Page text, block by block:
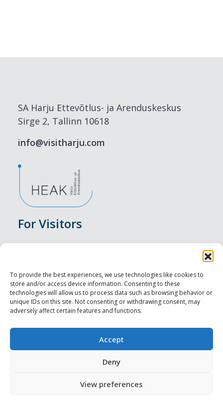
To provide the best experiences, we use technologies like cookies to
store and/or access device information. Consenting to these
technologies will allow us to process data such as browsing behavior or
unique IDs on this site. Not consenting or withdrawing consent, may
adversely affect certain features and functions.
Accept
Deny
View preferences
SA Harju Ettevõtlus- ja Arenduskeskus
Sirge 2, Tallinn 10618
info@visitharju.com
For Visitors
Accommodation
Food & Drink
Sightseeings
For Professionals
Harju-, Rapla- ja Läänemaa DMO